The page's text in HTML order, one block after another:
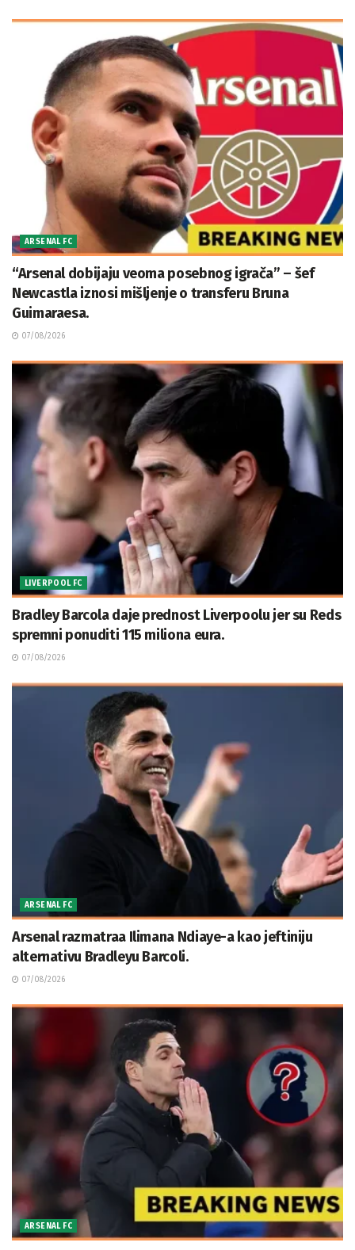
ARSENAL FC
“Arsenal dobijaju veoma posebnog igrača” – šef
Newcastla iznosi mišljenje o transferu Bruna
Guimaraesa.
07/08/2026
LIVERPOOL FC
Bradley Barcola daje prednost Liverpoolu jer su Reds
spremni ponuditi 115 miliona eura.
07/08/2026
ARSENAL FC
Arsenal razmatraa Ilimana Ndiaye-a kao jeftiniju
alternativu Bradleyu Barcoli.
07/08/2026
ARSENAL FC